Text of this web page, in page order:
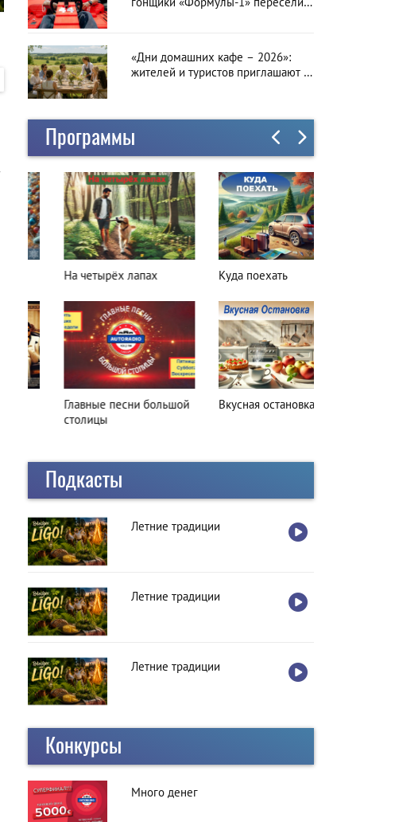
«Дни домашних кафе – 2026»:
жителей и туристов приглашают в
Программы
На четырёх лапах
Главные песни большой
столицы
Куда поехать
Вкусная остановка
Подкасты
Летние традиции
Летние традиции
Летние традиции
Конкурсы
Много денег